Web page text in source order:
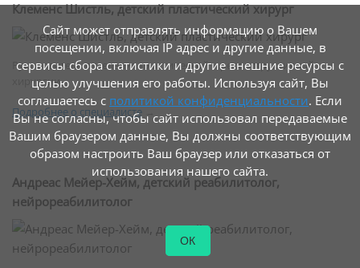
Клеменс Шистль, детский пластический хирург
Руководитель отделения пластической и реконструктивной
хирургии
Подробнее о специалисте→
Андреас Мейер-Хейм, детский реабилитолог,
нейрореабилитолог
Сайт может отправлять информацию о Вашем
посещении, включая IP адрес и другие данные, в
сервисы сбора статистики и другие внешние ресурсы с
целью улучшения его работы. Используя сайт, Вы
соглашаетесь с политикой конфиденциальности. Если
Вы не согласны, чтобы сайт использовал передаваемые
Вашим браузером данные, Вы должны соответствующим
образом настроить Ваш браузер или отказаться от
использования нашего сайта.
ОК